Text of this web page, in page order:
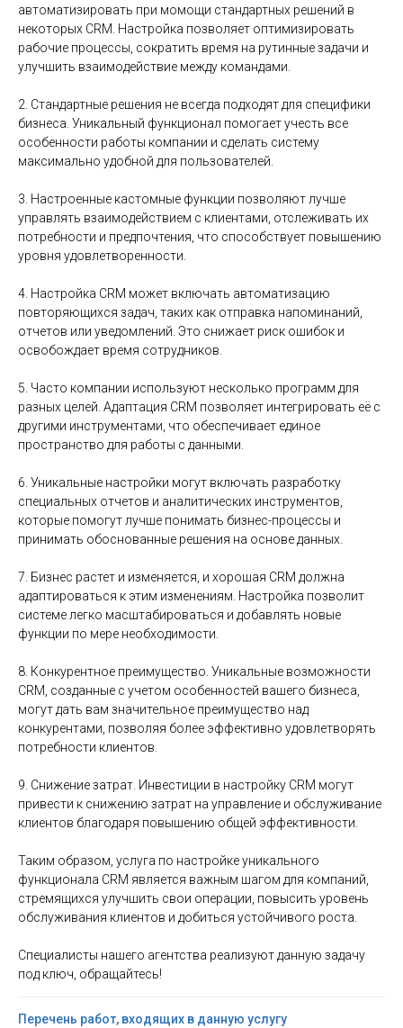
автоматизировать при момощи стандартных решений в
некоторых CRM. Настройка позволяет оптимизировать
рабочие процессы, сократить время на рутинные задачи и
улучшить взаимодействие между командами.
2. Стандартные решения не всегда подходят для специфики
бизнеса. Уникальный функционал помогает учесть все
особенности работы компании и сделать систему
максимально удобной для пользователей.
3. Настроенные кастомные функции позволяют лучше
управлять взаимодействием с клиентами, отслеживать их
потребности и предпочтения, что способствует повышению
уровня удовлетворенности.
4. Настройка CRM может включать автоматизацию
повторяющихся задач, таких как отправка напоминаний,
отчетов или уведомлений. Это снижает риск ошибок и
освобождает время сотрудников.
5. Часто компании используют несколько программ для
разных целей. Адаптация CRM позволяет интегрировать её с
другими инструментами, что обеспечивает единое
пространство для работы с данными.
6. Уникальные настройки могут включать разработку
специальных отчетов и аналитических инструментов,
которые помогут лучше понимать бизнес-процессы и
принимать обоснованные решения на основе данных.
7. Бизнес растет и изменяется, и хорошая CRM должна
адаптироваться к этим изменениям. Настройка позволит
системе легко масштабироваться и добавлять новые
функции по мере необходимости.
8. Конкурентное преимущество. Уникальные возможности
CRM, созданные с учетом особенностей вашего бизнеса,
могут дать вам значительное преимущество над
конкурентами, позволяя более эффективно удовлетворять
потребности клиентов.
9. Снижение затрат. Инвестиции в настройку CRM могут
привести к снижению затрат на управление и обслуживание
клиентов благодаря повышению общей эффективности.
Таким образом, услуга по настройке уникального
функционала CRM является важным шагом для компаний,
стремящихся улучшить свои операции, повысить уровень
обслуживания клиентов и добиться устойчивого роста.
Специалисты нашего агентства реализуют данную задачу
под ключ, обращайтесь!
Перечень работ, входящих в данную услугу